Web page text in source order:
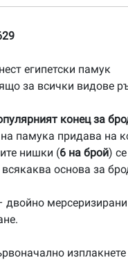
египетски памук
за всички видове
конец за
памука придава на
нишки (6 на брой)
основа за
двойно